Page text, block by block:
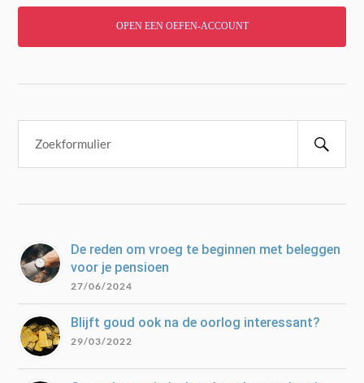
OPEN EEN OEFEN-ACCOUNT
De reden om vroeg te beginnen met beleggen
voor je pensioen
27/06/2024
Blijft goud ook na de oorlog interessant?
29/03/2022